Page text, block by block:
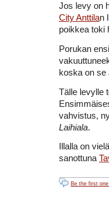
Jos levy on
City Anttilan
poikkea toki
Porukan
koska on se
Tälle levylle
vahvistus,
Laihiala.
Illalla on
sanottuna
Be the first